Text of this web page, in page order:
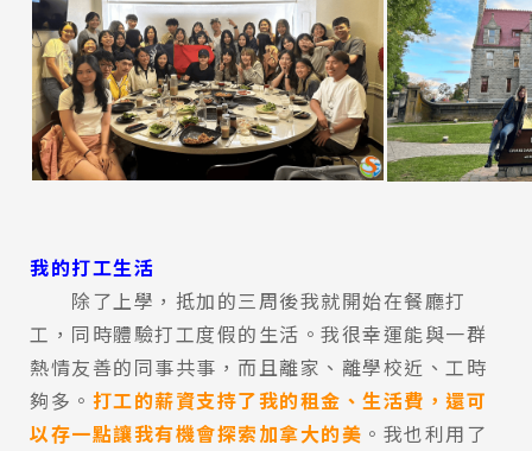
我的打工生活
除了上學，抵加的三周後我就開始在餐廳打
工，同時體驗打工度假的生活。我很幸運能與一群
熱情友善的同事共事，而且離家、離學校近、工時
夠多。 打工的薪資支持了我的租金、生活費，還可
以存一點讓我有機會探索加拿大的美 。我也利用了